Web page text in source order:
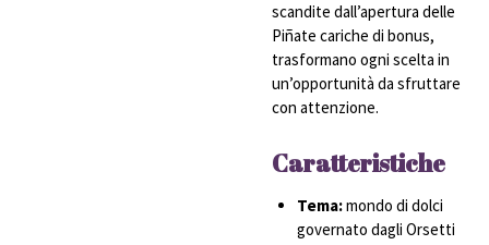
scandite dall’apertura delle
Piñate cariche di bonus,
trasformano ogni scelta in
un’opportunità da sfruttare
con attenzione.
Caratteristiche
Tema:mondo di dolci
governato dagli Orsetti